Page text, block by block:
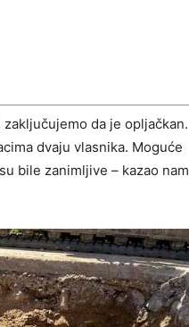
da je opljačkan.
dvaju vlasnika. Moguće
bile zanimljive – kazao nam